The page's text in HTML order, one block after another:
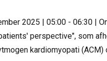
2025 | 05:00 - 06:30 |
perspective", som
kardiomyopati